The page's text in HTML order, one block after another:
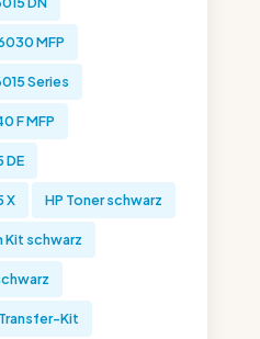
MFP
Series
F MFP
DE
X HP Toner schwarz
Kit schwarz
Transfer-Kit